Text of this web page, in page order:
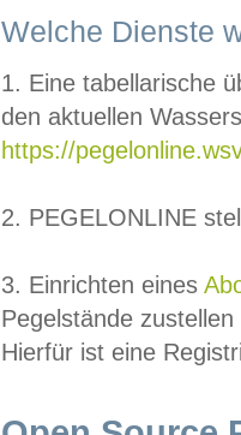
Welche Dienste
1. Eine tabellarische
den aktuellen
https://
2. PEGELONLINE
3. Einrichten eines
Pegelstände
Hierfür ist eine